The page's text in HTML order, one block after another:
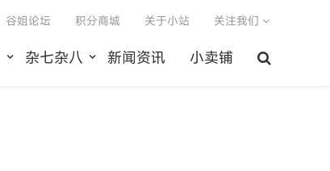
杂七杂八 新闻资讯 小卖铺
谷姐论坛 积分商城 关于小站 关注我们